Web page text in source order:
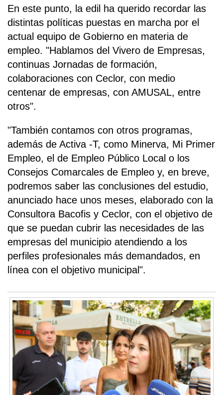
En este punto, la edil ha querido recordar las
distintas políticas puestas en marcha por el
actual equipo de Gobierno en materia de
empleo. "Hablamos del Vivero de Empresas,
continuas Jornadas de formación,
colaboraciones con Ceclor, con medio
centenar de empresas, con AMUSAL, entre
otros".
"También contamos con otros programas,
además de Activa -T, como Minerva, Mi Primer
Empleo, el de Empleo Público Local o los
Consejos Comarcales de Empleo y, en breve,
podremos saber las conclusiones del estudio,
anunciado hace unos meses, elaborado con la
Consultora Bacofis y Ceclor, con el objetivo de
que se puedan cubrir las necesidades de las
empresas del municipio atendiendo a los
perfiles profesionales más demandados, en
línea con el objetivo municipal".